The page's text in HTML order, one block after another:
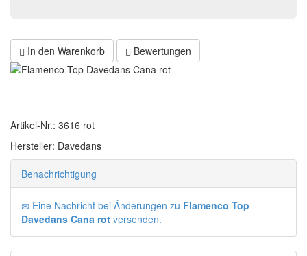
In den Warenkorb Bewertungen
Artikel-Nr.: 3616 rot
Hersteller: Davedans
Benachrichtigung
Eine Nachricht bei Änderungen zu Flamenco Top
Davedans Cana rot versenden.